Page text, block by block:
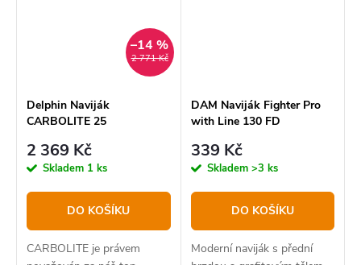
2 771 Kč
–14 %
Delphin Naviják
CARBOLITE 25
2 369 Kč
Skladem 1 ks
DO KOŠÍKU
CARBOLITE je právem
DAM Naviják Fighter Pro
with Line 130 FD
339 Kč
Skladem >3 ks
DO KOŠÍKU
Moderní naviják s přední